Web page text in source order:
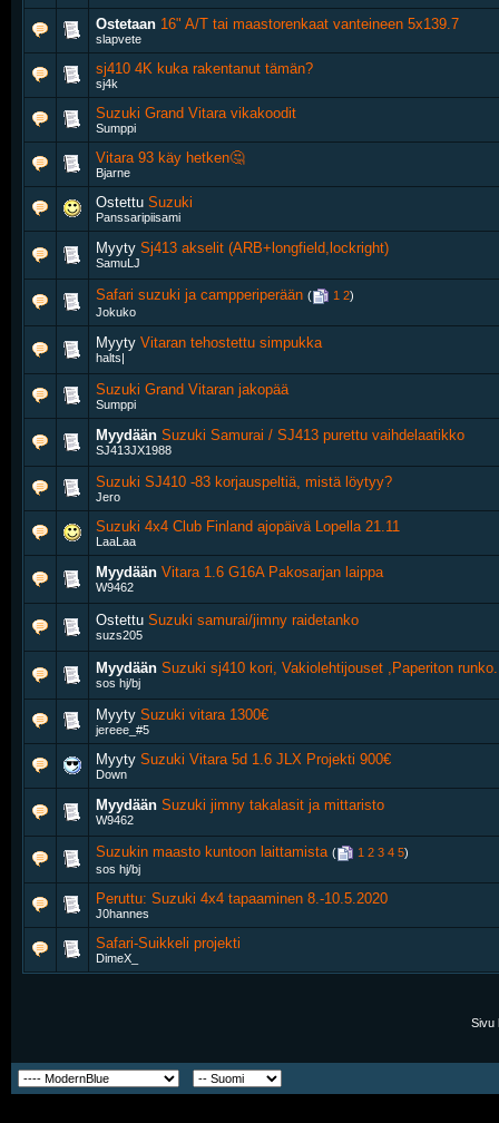
Ostetaan 16" A/T tai maastorenkaat vanteineen 5x139.7
slapvete
sj410 4K kuka rakentanut tämän?
sj4k
Suzuki Grand Vitara vikakoodit
Sumppi
Vitara 93 käy hetken🤔
Bjarne
Ostettu Suzuki
Panssaripiisami
Myyty Sj413 akselit (ARB+longfield,lockright)
SamuLJ
Safari suzuki ja campperiperään ( 1 2)
Jokuko
Myyty Vitaran tehostettu simpukka
halts|
Suzuki Grand Vitaran jakopää
Sumppi
Myydään Suzuki Samurai / SJ413 purettu vaihdelaatikko
SJ413JX1988
Suzuki SJ410 -83 korjauspeltiä, mistä löytyy?
Jero
Suzuki 4x4 Club Finland ajopäivä Lopella 21.11
LaaLaa
Myydään Vitara 1.6 G16A Pakosarjan laippa
W9462
Ostettu Suzuki samurai/jimny raidetanko
suzs205
Myydään Suzuki sj410 kori, Vakiolehtijouset ,Paperiton runko.
sos hj/bj
Myyty Suzuki vitara 1300€
jereee_#5
Myyty Suzuki Vitara 5d 1.6 JLX Projekti 900€
Down
Myydään Suzuki jimny takalasit ja mittaristo
W9462
Suzukin maasto kuntoon laittamista‎ ( 1 2 3 4 5)
sos hj/bj
Peruttu: Suzuki 4x4 tapaaminen 8.-10.5.2020
J0hannes
Safari-Suikkeli projekti
DimeX_
Sivu